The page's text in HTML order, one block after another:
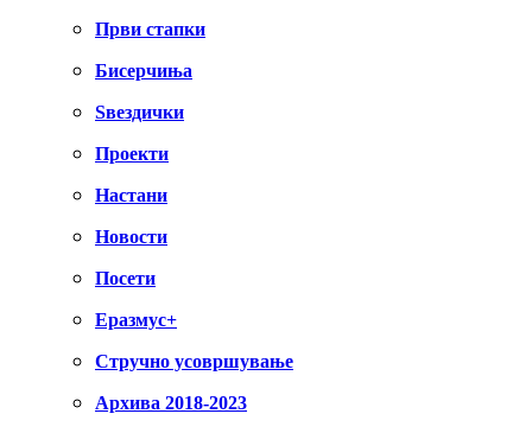
Први стапки
Бисерчиња
Ѕвездички
Проекти
Настани
Новости
Посети
Еразмус+
Стручно усовршување
Архива 2018-2023